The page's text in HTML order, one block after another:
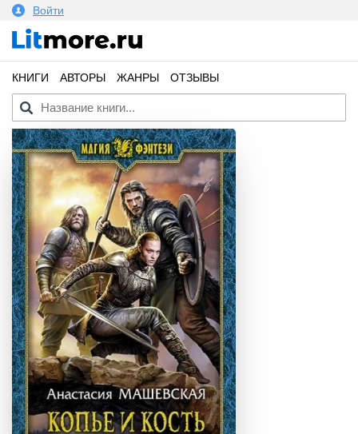
Войти
КНИГИ АВТОРЫ ЖАНРЫ ОТЗЫВЫ